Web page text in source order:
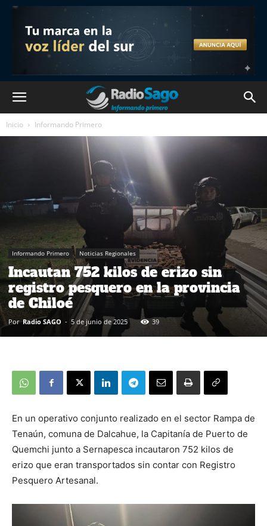
Inicio Informando Primero
Informando Primero Noticias Regionales
Incautan 752 kilos de erizo sin
registro pesquero en la provincia
de Chiloé
Por Radio SAGO - 5 de junio de 2025 39
En un operativo conjunto realizado en el sector Rampa de
Tenaún, comuna de Dalcahue, la Capitanía de Puerto de
Quemchi junto a Sernapesca incautaron 752 kilos de
erizo que eran transportados sin contar con Registro
Pesquero Artesanal.